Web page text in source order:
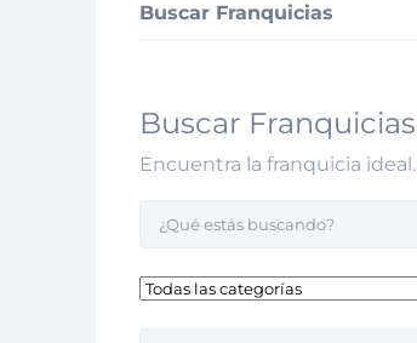
Buscar Franquicias
Buscar Franquicias
Encuentra la franquicia ideal.